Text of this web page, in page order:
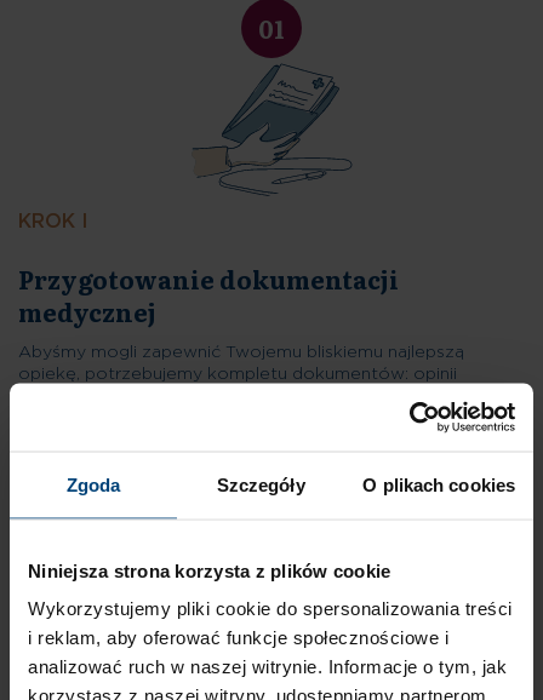
Zgoda Szczegóły O plikach cookies
Niniejsza strona korzysta z plików cookie
Wykorzystujemy pliki cookie do spersonalizowania treści
i reklam, aby oferować funkcje społecznościowe i
analizować ruch w naszej witrynie. Informacje o tym, jak
korzystasz z naszej witryny, udostępniamy partnerom
01
KROK I
Abyśmy mogli zapewnić Twojemu bliskiemu najlepszą
opiekę, potrzebujemy kompletu dokumentów: opinii
przyjmowanych leków, wyników badań (nie starszych niż 3
miesiące), ostatniego wypisu ze szpitala (jeśli pacjent w nim
dokumentów, poproś lekarza rodzinnego o wypełnienie
02